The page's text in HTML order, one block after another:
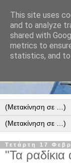
Τετάρτη 17
"Τα
This site uses
and to analyze
shared with
metrics to
statistics, and